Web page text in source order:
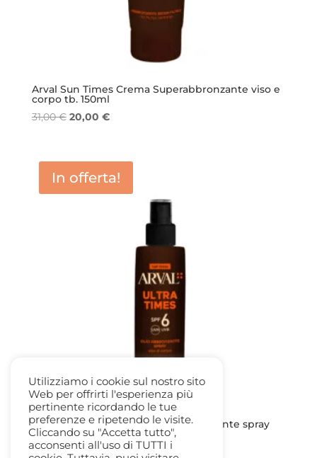
Arval Sun Times Crema Superabbronzante viso e
corpo tb. 150ml
31,00€ Il
era:
31,00 €.
20,00 €Il
è:
20,00 €.
In offerta!
Arval Ultra Times SPF6 Olio Abbronzante spray
viso e corpo fl. 125ml
32,00€Il
20,80€Il
Utilizziamo i cookie sul nostro sito
Web per offrirti l'esperienza più
pertinente ricordando le tue
preferenze e ripetendo le visite.
Cliccando su "Accetta tutto",
acconsenti all'uso di TUTTI i